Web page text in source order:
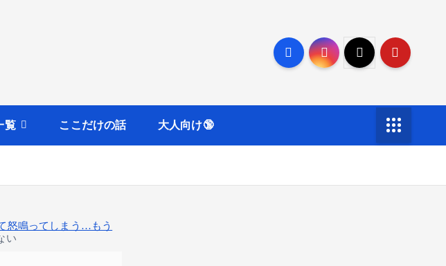
覧 ここだけの話 大人向け🔞
怒鳴ってしまう…もう
い